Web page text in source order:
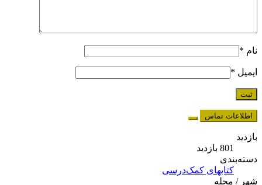
نام *
ایمیل *
اطلاعات تماس
بازدید
801 بازدید
دسته‌بندی
کتابهای کمک‌درسی
شهر / محله